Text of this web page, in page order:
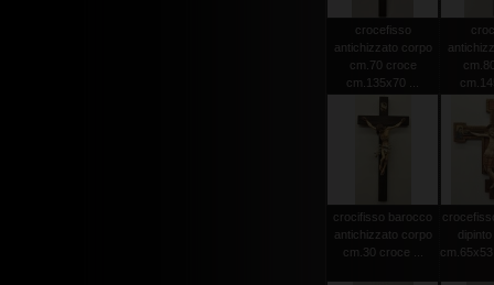
crocefisso
antichizzato corpo
cm.70 croce
cm.135x70 ...
crocifisso barocco
antichizzato corpo
cm.30 croce ...